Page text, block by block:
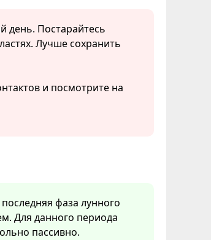
день. Постарайтесь
Лучше сохранить
и посмотрите на
фаза лунного
Для данного периода
пассивно.